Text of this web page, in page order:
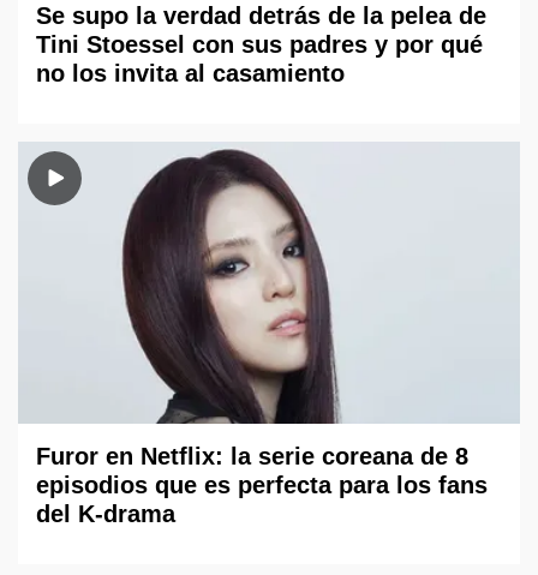
Se supo la verdad detrás de la pelea de
Tini Stoessel con sus padres y por qué
no los invita al casamiento
Furor en Netflix: la serie coreana de 8
episodios que es perfecta para los fans
del K-drama